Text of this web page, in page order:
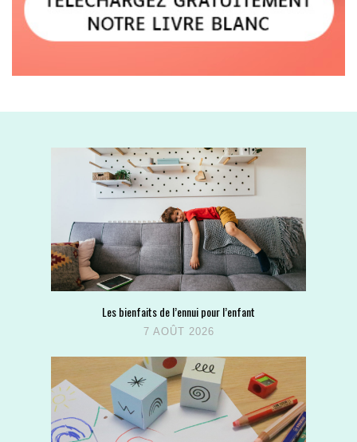
Les bienfaits de l’ennui pour l’enfant
7 AOÛT 2026